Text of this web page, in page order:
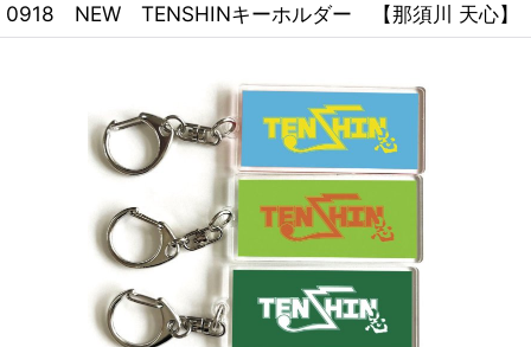
0918 NEW TENSHINキーホルダー 【那須川 天心】